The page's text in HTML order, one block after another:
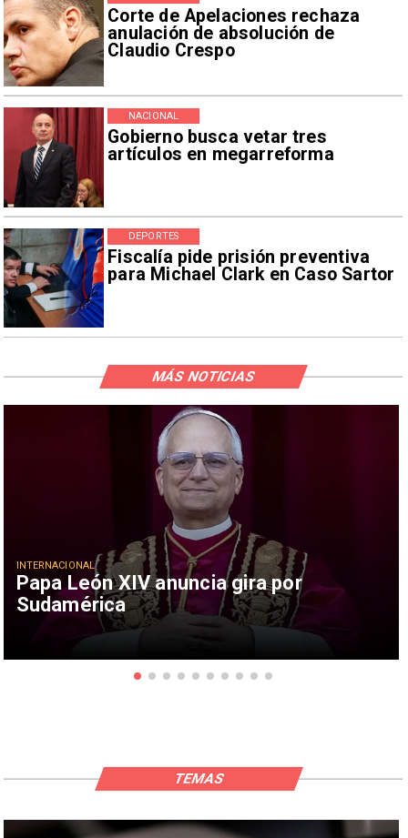
Corte de Apelaciones rechaza
anulación de absolución de
Claudio Crespo
Gobierno busca vetar tres
artículos en megarreforma
NACIONAL
Fiscalía pide prisión preventiva
para Michael Clark en Caso Sartor
DEPORTES
Papa León XIV anuncia gira por
Sudamérica
INTERNACIONAL
MÁS NOTICIAS
TEMAS